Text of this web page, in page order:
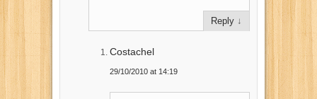
Reply ↓
Costachel
29/10/2010 at 14:19